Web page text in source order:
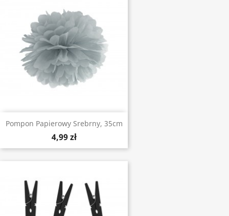
Pompon Papierowy Srebrny, 35cm
4,99 zł